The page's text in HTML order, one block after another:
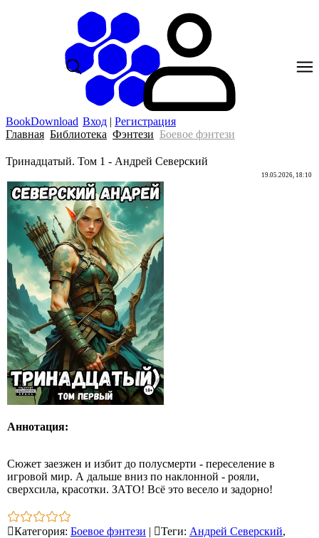
BookDownload Вход | Регистрация
Главная Библиотека Фэнтези Боевое фэнтези
Тринадцатый. Том 1 - Андрей Северский
19.05.2026, 18:10
Аннотация:
Сюжет заезжен и избит до полусмерти - переселение в
игровой мир. А дальше вниз по наклонной - рояли,
сверхсила, красотки. ЗАТО! Всё это весело и задорно!
Категория: Боевое фэнтези | Теги: Андрей Северский,